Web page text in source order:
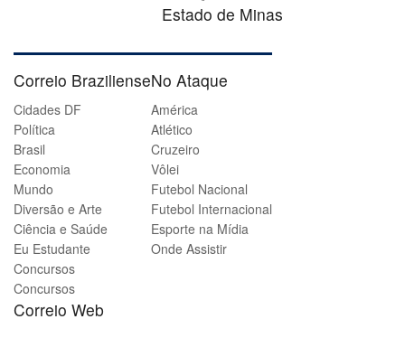
Estado de Minas
Correio Braziliense
Cidades DF
Política
Brasil
Economia
Mundo
Diversão e Arte
Ciência e Saúde
Eu Estudante
Concursos
Concursos
Correio Web
No Ataque
América
Atlético
Cruzeiro
Vôlei
Futebol Nacional
Futebol Internacional
Esporte na Mídia
Onde Assistir